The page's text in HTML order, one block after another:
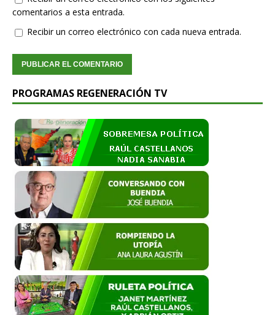
comentarios a esta entrada.
Recibir un correo electrónico con cada nueva entrada.
PROGRAMAS REGENERACIÓN TV